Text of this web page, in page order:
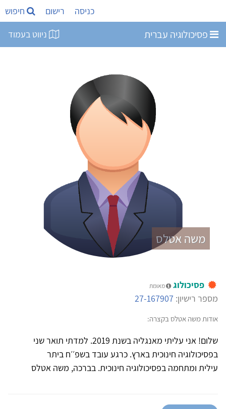
כניסה רישום חיפוש
פסיכולוגיה עברית ניווט בעמוד
משה אטלס
פסיכולוג מאומת
מספר רישיון: 27-167907
אודות משה אטלס בקצרה:
שלום! אני עליתי מאנגליה בשנת 2019. למדתי תואר שני
בפסיכולוגיה חינוכית בארץ. כרגע עובד בשפ׳׳ח ביתר
עילית ומתחמה בפסיכולוגיה חינוכית. בברכה, משה אטלס